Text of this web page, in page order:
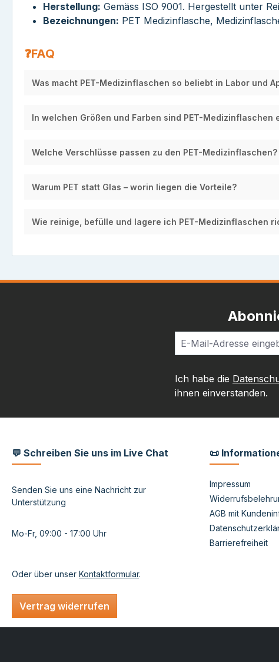
Herstellung: Gemäss ISO 9001. Hergestellt unter
Bezeichnungen: PET Medizinflasche,
❓FAQ
Was macht PET-Medizinflaschen so beliebt in Labor und
In welchen Größen und Farben sind PET-Medizinflaschen
Welche Verschlüsse passen zu den PET-Medizinflaschen?
Warum PET statt Glas – worin liegen die Vorteile?
Wie reinige, befülle und lagere ich PET-Medizinflaschen
Ich habe die
ihnen einverstanden.
💬 Schreiben Sie uns im Live Chat
Senden Sie uns eine Nachricht zur
Unterstützung
Mo-Fr, 09:00 - 17:00 Uhr
Oder über unser Kontaktformular.
Vertrag widerrufen
📜
Impressum
AGB mit
Barrierefreiheit